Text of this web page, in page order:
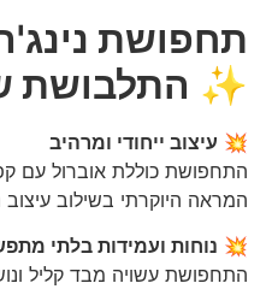
תחפושת
✨ התלבושת
💥 עיצוב ייחודי ומרהיב
התחפושת כוללת אוברול עם
המראה היוקרתי בשילוב
💥 נוחות ועמידות בלתי
התחפושת עשויה מבד קליל